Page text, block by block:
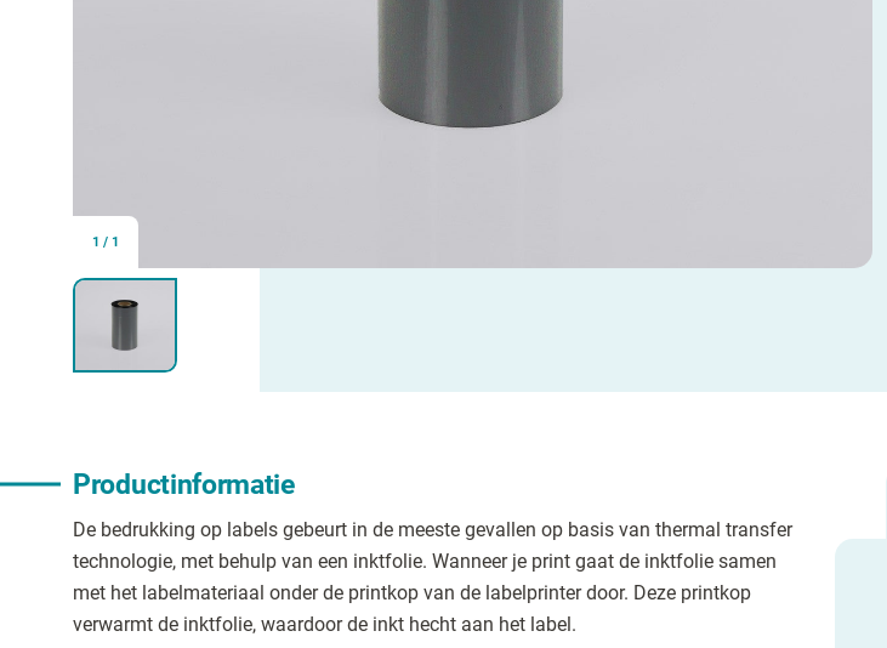
1 / 1
Productinformatie
De bedrukking op labels gebeurt in de meeste gevallen op basis van thermal transfer
technologie, met behulp van een inktfolie. Wanneer je print gaat de inktfolie samen
met het labelmateriaal onder de printkop van de labelprinter door. Deze printkop
verwarmt de inktfolie, waardoor de inkt hecht aan het label.